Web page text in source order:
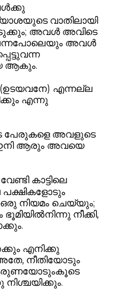
വാതിലായി
അവൾ അവിടെ
അവൾ
ആകും.
(ഉടയവനേ) എന്നല്ല
എന്നു
പേരുകളെ അവളുടെ
ഇനി ആരും അവയെ
കാട്ടിലെ
നിയമം ചെയ്യും;
നീക്കി,
എനിക്കു
നീതിയോടും